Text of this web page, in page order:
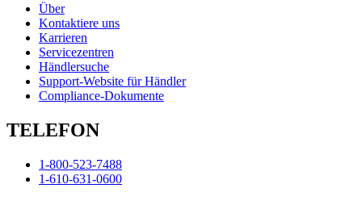
Über
Kontaktiere uns
Karrieren
Servicezentren
Händlersuche
Support-Website für Händler
Compliance-Dokumente
TELEFON
1-800-523-7488
1-610-631-0600